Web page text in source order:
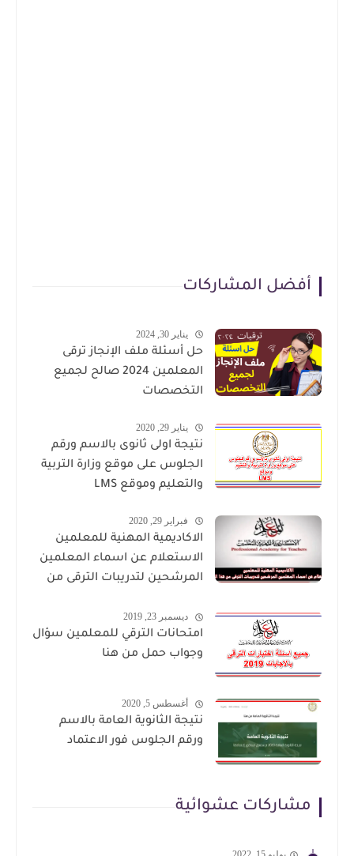
أفضل المشاركات
يناير 30, 2024
حل أسئلة ملف الإنجاز ترقى
المعلمين 2024 صالح لجميع
التخصصات
يناير 29, 2020
نتيجة اولى ثانوى بالاسم ورقم
الجلوس على موقع وزارة التربية
والتعليم وموقع LMS
فبراير 29, 2020
الاكاديمية المهنية للمعلمين
الاستعلام عن اسماء المعلمين
المرشحين لتدريبات الترقى من
ديسمبر 23, 2019
امتحانات الترقي للمعلمين سؤال
وجواب حمل من هنا
أغسطس 5, 2020
نتيجة الثانوية العامة بالاسم
ورقم الجلوس فور الاعتماد
مشاركات عشوائية